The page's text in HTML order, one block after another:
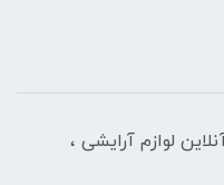
لوازم آرایشی ،